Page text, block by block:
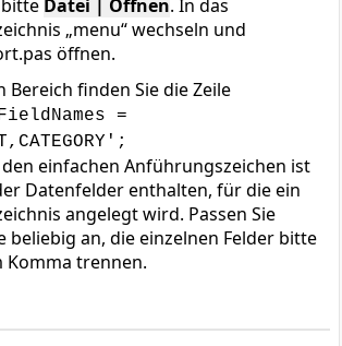
Datei | Öffnen. In das
„menu“ wechseln und
öffnen.
Bereich finden Sie die Zeile
=
einfachen Anführungszeichen ist
Datenfelder enthalten, für die ein
angelegt wird. Passen Sie
beliebig an, die einzelnen Felder bitte
Komma trennen.